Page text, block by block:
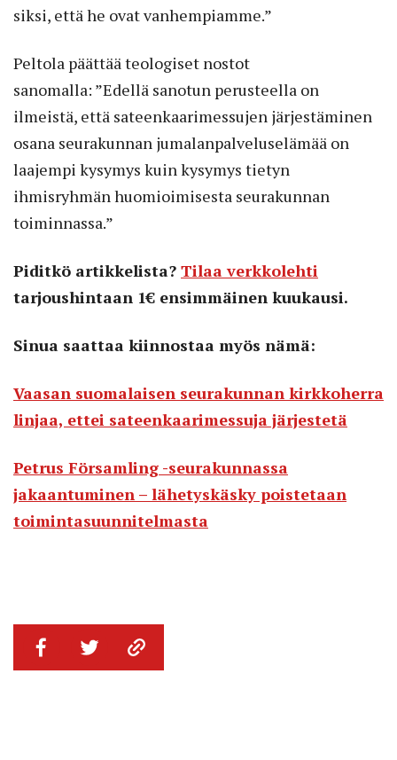
siksi, että he ovat vanhempiamme.”
Peltola päättää teologiset nostot
sanomalla: ”Edellä sanotun perusteella on
ilmeistä, että sateenkaarimessujen järjestäminen
osana seurakunnan jumalanpalveluselämää on
laajempi kysymys kuin kysymys tietyn
ihmisryhmän huomioimisesta seurakunnan
toiminnassa.”
Piditkö artikkelista? Tilaa verkkolehti
tarjoushintaan 1€ ensimmäinen kuukausi.
Sinua saattaa kiinnostaa myös nämä:
Vaasan suomalaisen seurakunnan kirkkoherra
linjaa, ettei sateenkaarimessuja järjestetä
Petrus Församling -seurakunnassa
jakaantuminen – lähetyskäsky poistetaan
toimintasuunnitelmasta